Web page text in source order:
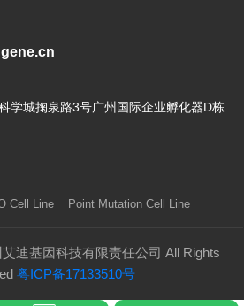
学城掬泉路3号广州国际企业孵化器D栋
Cell Line Point Mutation Cell Line
迪基因科技有限责任公司 All Rights
粤ICP备17133510号